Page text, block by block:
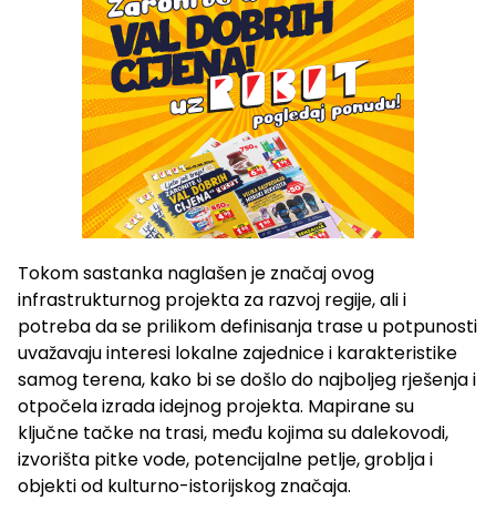
Tokom sastanka naglašen je značaj ovog
infrastrukturnog projekta za razvoj regije, ali i
potreba da se prilikom definisanja trase u potpunosti
uvažavaju interesi lokalne zajednice i karakteristike
samog terena, kako bi se došlo do najboljeg rješenja i
otpočela izrada idejnog projekta. Mapirane su
ključne tačke na trasi, među kojima su dalekovodi,
izvorišta pitke vode, potencijalne petlje, groblja i
objekti od kulturno-istorijskog značaja.